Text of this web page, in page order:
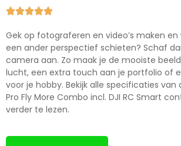

Gek op fotograferen en video’s maken en
een ander perspectief schieten? Schaf
camera aan. Zo maak je de mooiste
lucht, een extra touch aan je portfolio of
voor je hobby. Bekijk alle specificaties van
Pro Fly More Combo incl. DJI RC Smart
verder te lezen.